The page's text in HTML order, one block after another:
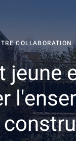
COLLABORATION
jeune